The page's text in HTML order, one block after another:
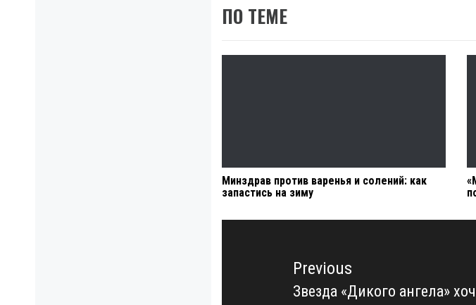
ПО ТЕМЕ
Минздрав против варенья и солений: как
запастись на зиму
Навигация
Previous
Previous
Звезда «Дикого ангела»